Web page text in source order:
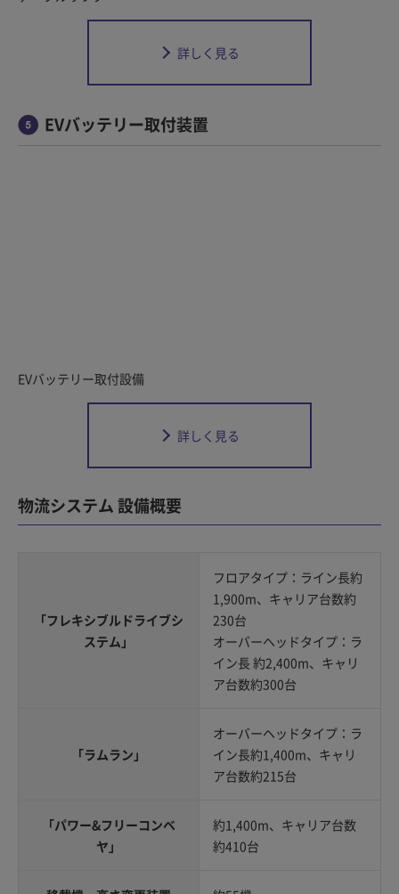
詳しく見る
EVバッテリー取付装置
EVバッテリー取付設備
詳しく見る
物流システム 設備概要
「フレキシブルドライブシ
ステム」
フロアタイプ：ライン長約
1,900m、キャリア台数約
230台
オーバーヘッドタイプ：ラ
イン長 約2,400m、キャリ
ア台数約300台
「ラムラン」
オーバーヘッドタイプ：ラ
イン長約1,400m、キャリ
ア台数約215台
「パワー&フリーコンベ
ヤ」
約1,400m、キャリア台数
約410台